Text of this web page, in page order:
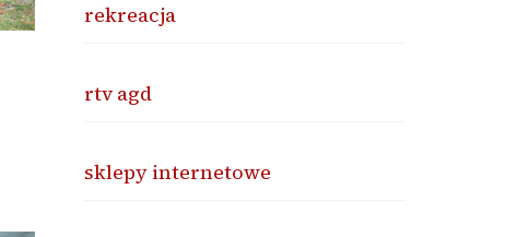
rekreacja
rtv agd
sklepy internetowe